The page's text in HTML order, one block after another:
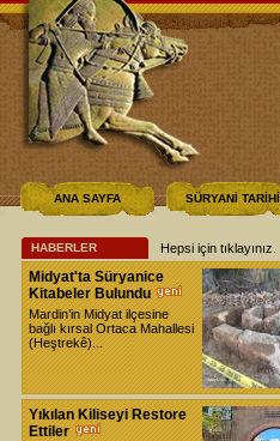
ANA SAYFA SÜRYANİ TARİHİ
HABERLER Hepsi için tıklayınız
Midyat'ta Süryanice
Kitabeler Bulundu
Mardin’in Midyat ilçesine
bağlı kırsal Ortaca Mahallesi
(Heştrekê)...
Yıkılan Kiliseyi Restore
Ettiler